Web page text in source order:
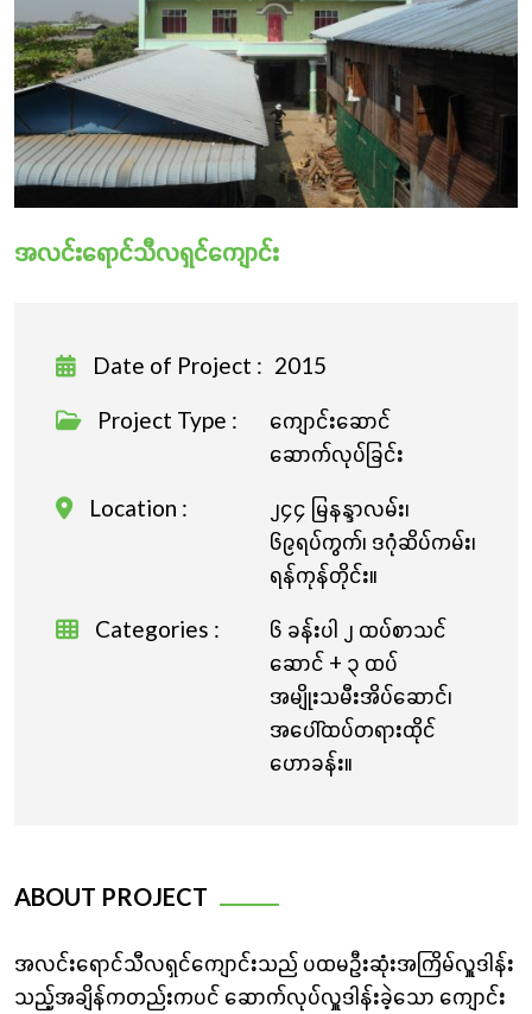
အလင်းရောင်သီလရှင်ကျောင်း
Date of Project : 2015
Project Type :
ကျောင်းဆောင်
ဆောက်လုပ်ခြင်း
Location :
၂၄၄ မြနန္ဒာလမ်း၊
၆၉ရပ်ကွက်၊ ဒဂုံဆိပ်ကမ်း၊
ရန်ကုန်တိုင်း။
Categories :
၆ ခန်းပါ ၂ ထပ်စာသင်
ဆောင် + ၃ ထပ်
အမျိုးသမီးအိပ်ဆောင်၊
အပေါ်ထပ်တရားထိုင်
ဟောခန်း။
ABOUT PROJECT
အလင်းရောင်သီလရှင်ကျောင်းသည် ပထမဦးဆုံးအကြိမ်လှူဒါန်း
သည့်အချိန်ကတည်းကပင် ဆောက်လုပ်လှူဒါန်းခဲ့သော ကျောင်း
လှူဒါန်းခြင်း